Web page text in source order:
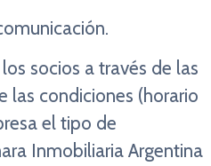
socios a través de las
las condiciones (horario
el tipo de
Inmobiliaria Argentina